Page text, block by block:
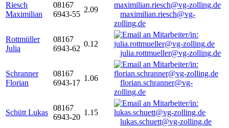
Riesch
Maximilian
08167
6943-55
2.09
maximilian.riesch@vg-
zolling.de
Rottmüller
Julia
08167
6943-62
0.12
julia.rottmueller@vg-zolling.de
Schranner
Florian
08167
6943-17
1.06
florian.schranner@vg-
zolling.de
Schütt Lukas
08167
6943-20
1.15
lukas.schuett@vg-zolling.de